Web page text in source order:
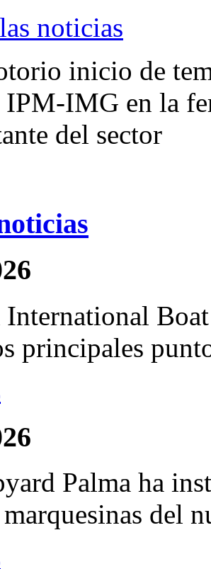
noticias
principales
Palma ha
del